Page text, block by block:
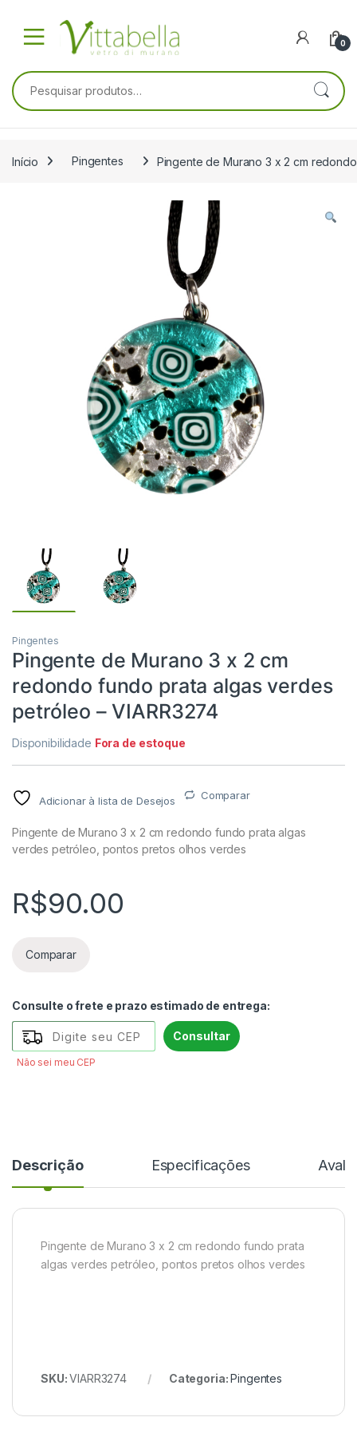
0
Pesquisar por:
Início Pingentes Pingente de Murano 3 x 2 cm
Pingentes
Pingente de Murano 3 x 2 cm
redondo fundo prata algas verdes
petróleo – VIARR3274
Disponibilidade Fora de estoque
Adicionar à lista de Desejos Comparar
Pingente de Murano 3 x 2 cm redondo fundo prata algas
verdes petróleo, pontos pretos olhos verdes
R$90.00
Comparar
Consulte o frete e prazo estimado de entrega:
Consultar
Não sei meu CEP
Descrição Especificações
Pingente de Murano 3 x 2 cm redondo fundo prata
algas verdes petróleo, pontos pretos olhos verdes
SKU:VIARR3274 Categoria:Pingentes